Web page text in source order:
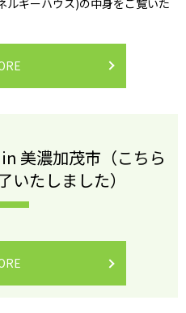
ルギーハウス)の中身をご覧いた
美濃加茂市（こちら
いたしました）